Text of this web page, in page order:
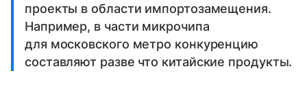
проекты в области импортозамещения.
Например, в части микрочипа
для московского метро конкуренцию
составляют разве что китайские продукты.